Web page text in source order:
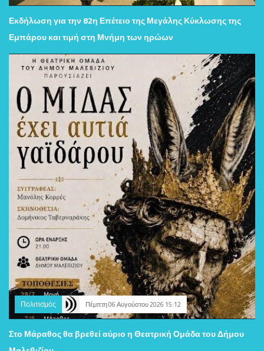
Εκδήλωση για την 82η Επέτειο της Μεγάλης Κύκλωσης της
Εμπάρου και τιμή στη Μνήμη των ηρώων
Πολιτισμός Πέμπτη 06 Αυγούστου 2026 15:12
Στο Μάραθος θα βρεθεί αύριο η Θεατρική Ομάδα του Δήμου